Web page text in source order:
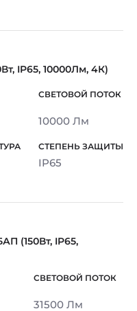
IP65, 10000Лм, 4К)
10000 Лм
IP65
(150Вт, IP65,
31500 Лм